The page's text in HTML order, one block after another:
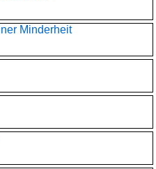
Minderheit